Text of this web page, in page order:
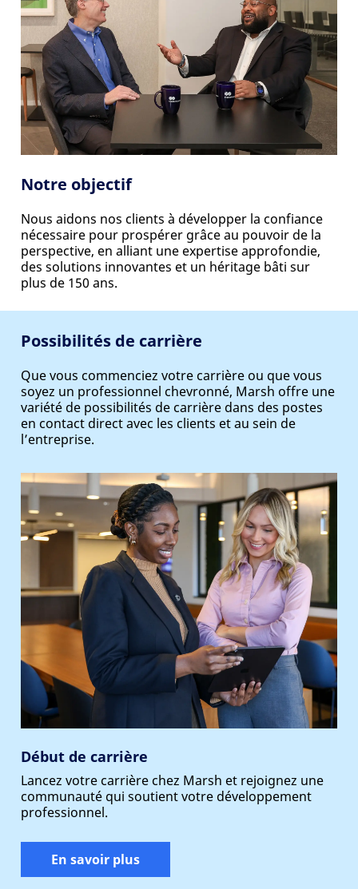
Notre objectif
Nous aidons nos clients à développer la confiance
nécessaire pour prospérer grâce au pouvoir de la
perspective, en alliant une expertise approfondie,
des solutions innovantes et un héritage bâti sur
plus de 150 ans.
Possibilités de carrière
Que vous commenciez votre carrière ou que vous
soyez un professionnel chevronné, Marsh offre une
variété de possibilités de carrière dans des postes
en contact direct avec les clients et au sein de
l’entreprise.
Début de carrière
Lancez votre carrière chez Marsh et rejoignez une
communauté qui soutient votre développement
professionnel.
En savoir plus